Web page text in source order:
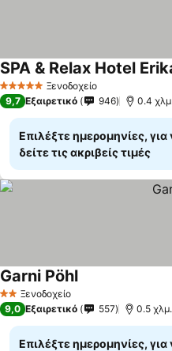
5 Αστέρια Ξενοδοχείο
SPA & Relax Hotel
9,7 Εξαιρετικό 946 0.4
Επιλέξτε ημερομηνίες, για
δείτε τις ακριβείς τιμές
2 ΑστέριαΞενοδοχείο
Garni Pöhl
9,0 Εξαιρετικό 557 0.5
Επιλέξτε ημερομηνίες, για